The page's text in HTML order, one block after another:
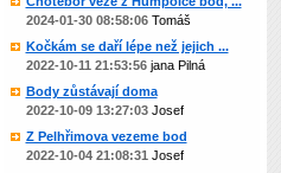
2024-01-30 08:58:06Tomáš
Kočkám se daří lépe než jejich ...
2022-10-11 21:53:56jana Pilná
Body zůstávají doma
2022-10-09 13:27:03Josef
Z Pelhřimova vezeme bod
2022-10-04 21:08:31 Josef